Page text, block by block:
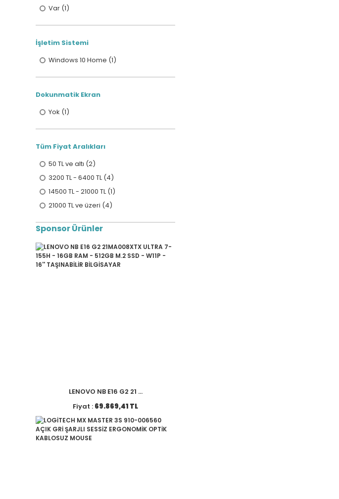
Var (1)
İşletim Sistemi
Windows 10 Home (1)
Dokunmatik Ekran
Yok (1)
Tüm Fiyat Aralıkları
50 TL ve altı (2)
3200 TL - 6400 TL (4)
14500 TL - 21000 TL (1)
21000 TL ve üzeri (4)
Sponsor Ürünler
LENOVO NB E16 G2 21 ...
Fiyat : 69.869,41 TL